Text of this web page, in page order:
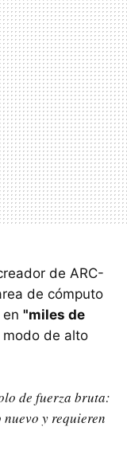
de ARC-
de cómputo
"miles de
modo de alto
de fuerza bruta:
y requieren